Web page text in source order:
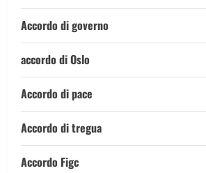
Accordo di governo
accordo di Oslo
Accordo di pace
Accordo di tregua
Accordo Figc